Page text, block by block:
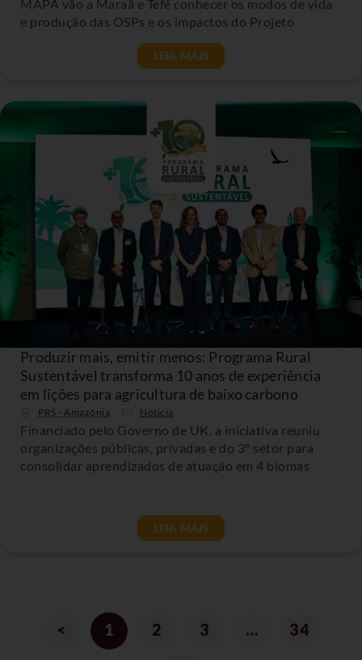
MAPA vão a Maraã e Tefé conhecer os modos de vida
e produção das OSPs e os impactos do Projeto
LEIA MAIS
Produzir mais, emitir menos: Programa Rural
Sustentável transforma 10 anos de experiência
em lições para agricultura de baixo carbono
PRS - Amazônia Noticia
Financiado pelo Governo de UK, a iniciativa reuniu
organizações públicas, privadas e do 3º setor para
consolidar aprendizados de atuação em 4 biomas
LEIA MAIS
< 1 2 3 … 34